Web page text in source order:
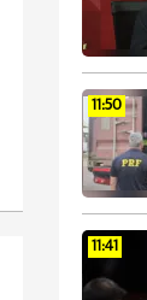
11:50
11:41